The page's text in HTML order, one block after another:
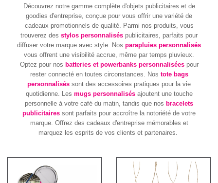
Découvrez notre gamme complète d'objets publicitaires et de
goodies d'entreprise, conçue pour vous offrir une variété de
cadeaux promotionnels de qualité. Parmi nos produits, vous
trouverez des stylos personnalisés publicitaires, parfaits pour
diffuser votre marque avec style. Nos parapluies personnalisés
vous offrent une visibilité accrue, même par temps pluvieux.
Optez pour nos batteries et powerbanks personnalisées pour
rester connecté en toutes circonstances. Nos tote bags
personnalisés sont des accessoires pratiques pour la vie
quotidienne. Les mugs personnalisésajoutent une touche
personnelle à votre café du matin, tandis que nos bracelets
publicitaires sont parfaits pour accroître la notoriété de votre
marque. Offrez des cadeaux d'entreprise mémorables et
marquez les esprits de vos clients et partenaires.